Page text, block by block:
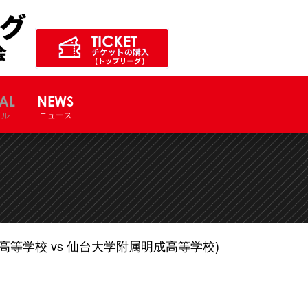
NEWS
ニュース
等学校 vs 仙台大学附属明成高等学校)